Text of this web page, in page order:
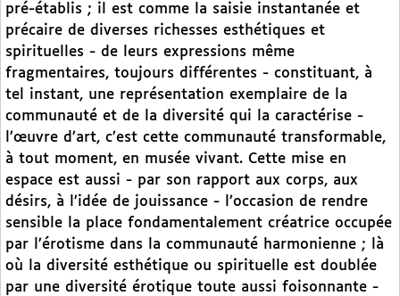
pré-établis ; il est comme la saisie instantanée et
précaire de diverses richesses esthétiques et
spirituelles - de leurs expressions même
fragmentaires, toujours différentes - constituant, à
tel instant, une représentation exemplaire de la
communauté et de la diversité qui la caractérise -
l’œuvre d’art, c’est cette communauté transformable,
à tout moment, en musée vivant. Cette mise en
espace est aussi - par son rapport aux corps, aux
désirs, à l’idée de jouissance - l’occasion de rendre
sensible la place fondamentalement créatrice occupée
par l’érotisme dans la communauté harmonienne ; là
où la diversité esthétique ou spirituelle est doublée
par une diversité érotique toute aussi foisonnante -